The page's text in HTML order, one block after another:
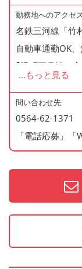
勤務地へのアクセ
名鉄三河線「竹
自動車通勤OK
｢堤町五月池」
＊豊田市はも
西尾市、知立市
から通勤してい
... もっと見る
問い合わせ先
0564-62-1371
「電話応募」